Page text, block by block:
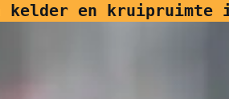
kelder en kruipruimte